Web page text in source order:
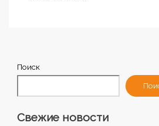
Поиск
Свежие новости